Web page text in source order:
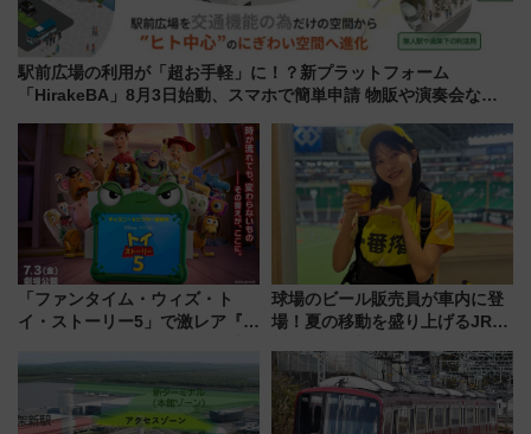
駅前広場の利用が「超お手軽」に！？新プラットフォーム
「HirakeBA」8月3日始動、スマホで簡単申請 物販や演奏会など
「ファンタイム・ウィズ・ト
イ・ストーリー5」で激レア『ロ
デコレーションも徹底解説
球場のビール販売員が車内に登
場！夏の移動を盛り上げるJR九
月7日限定 ソフトバンクホーク
スとコラボ